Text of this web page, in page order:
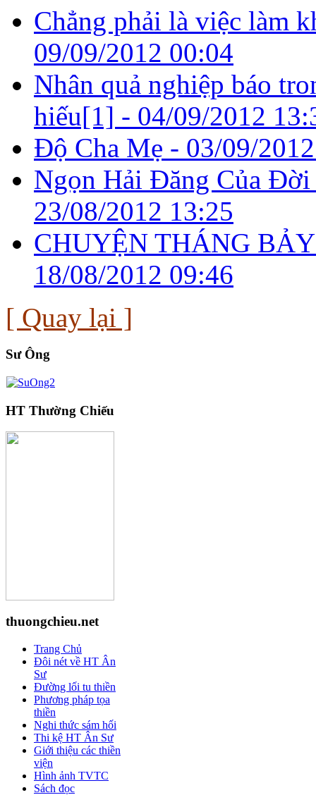
Chẳng phải là việc làm
09/09/2012 00:04
Nhân quả nghiệp báo
hiếu[1] - 04/09/2012
Độ Cha Mẹ - 03/09/
Ngọn Hải Đăng Của Đời
23/08/2012 13:25
CHUYỆN THÁNG
18/08/2012 09:46
[ Quay lại ]
Sư Ông
HT Thường Chiếu
thuongchieu.net
Trang Chủ
Đôi nét về HT Ân
Sư
Đường lối tu thiền
Phương pháp tọa
thiền
Nghi thức sám hối
Thi kệ HT Ân Sư
Giới thiệu các thiền
viện
Hình ảnh TVTC
Sách đọc